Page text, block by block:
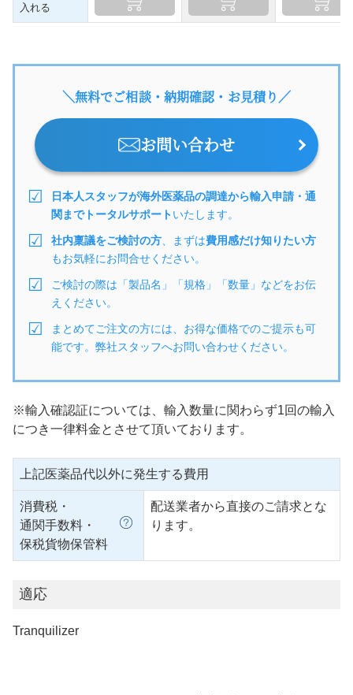
入れる
＼無料でご相談・納期確認・お見積り／
お問い合わせ
日本人スタッフが海外医薬品の調達から輸入申請・通
関までトータルサポートいたします。
社内稟議をご検討の方 、まずは費用感だけ知りたい方
もお気軽にお問合せください。
ご検討の際は「製品名」「規格」「数量」などをお伝
えください。
まとめてご注文の方には、お得な価格でのご提示も可
能です。弊社スタッフへお問い合わせください。
※輸入確認証については、輸入数量に関わらず1回の輸入
につき一律料金とさせて頂いております。
上記医薬品代以外に発生する費用
消費税・
通関手数料・
保税貨物保管料
配送業者から直接のご請求とな
ります。
適応
Tranquilizer